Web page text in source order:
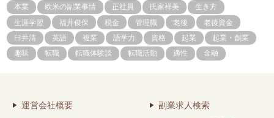
本業
欧米の副業事情 正社員 氏家祥美
生き方
生涯学習
福井俊保 税金 管理職 老後
老後資金
臼井清
英語 複業 語学力 資格 起業
起業・創業
趣味
転職 転職体験談 転職活動 適性 金融
運営会社概要 副業求人検索